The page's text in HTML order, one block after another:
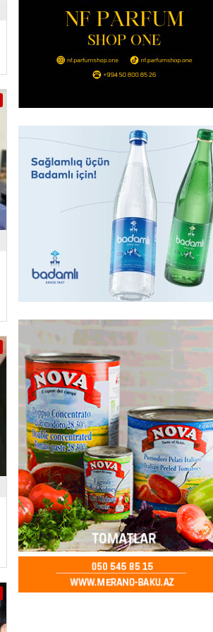
07.08.2026- 14:00
Mişustin avtomobildə Paşinyana nə
Prezidentdən Abel Məhərrəmovun oğlu
ilə bağlı SƏRƏNCAM
98
Prezidentdən Xəzər Fərhadov ilə bağlı
SƏRƏNCAM
07.08.2026- 13:15 77
Azərbaycanda Media və Yayım Şurası
yaradıldı
07.08.2026- 13:00
GÜNDƏM
Aytən Abdullayevaya yüksək vəzifə
verildi
07.08.2026- 12:45 97
GÜNDƏM
Paşinyan İssık-Kul gölündən gəzinti
videosunu paylaşıb
07.08.2026- 12:30 73
Sabunçu rayonunda 70 min manat